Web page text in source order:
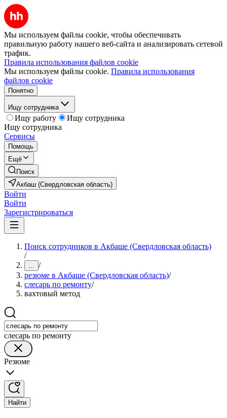
Мы используем файлы cookie, чтобы обеспечивать
правильную работу нашего веб-сайта и анализировать сетевой
трафик.
Правила использования файлов cookie
Мы используем файлы cookie. Правила использования
файлов cookie
Понятно
Ищу сотрудника
Ищу работу
Ищу сотрудника
Ищу сотрудника
Сервисы
Помощь
Ещё
Поиск
Акбаш (Свердловская область)
Войти
Войти
Зарегистрироваться
Поиск сотрудников в Акбаше (Свердловская область)
/
... /
резюме в Акбаше (Свердловская область)/
слесарь по ремонту/
вахтовый метод
слесарь по ремонту
Резюме
Найти